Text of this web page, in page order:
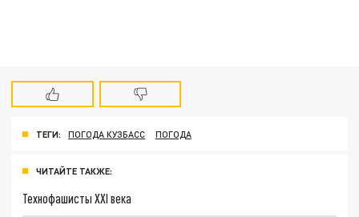
ТЕГИ: ПОГОДА КУЗБАСС ПОГОДА
ЧИТАЙТЕ ТАКЖЕ:
Технофашисты XXI века